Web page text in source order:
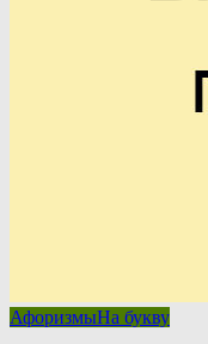
АфоризмыНа букву